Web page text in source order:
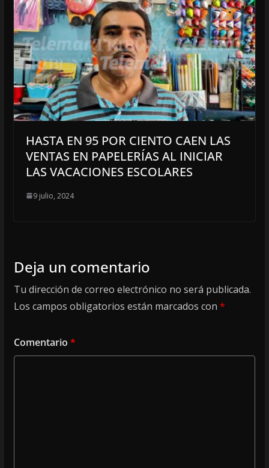
HASTA EN 95 POR CIENTO CAEN LAS
VENTAS EN PAPELERÍAS AL INICIAR
LAS VACACIONES ESCOLARES
9 julio, 2024
Deja un comentario
Tu dirección de correo electrónico no será publicada.
Los campos obligatorios están marcados con *
Comentario *